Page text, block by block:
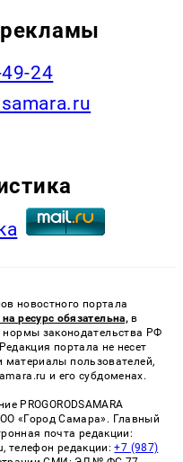
24
новостного портала
ресурс обязательна, в
законодательства РФ
портала не несет
материалы пользователей,
и его субдоменах.
PROGORODSAMARA
«Город Самара». Главный
почта редакции:
телефон редакции:+7 (987)